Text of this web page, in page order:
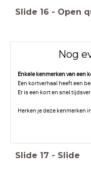
Slide 16 - Open
Nog
Enkele kenmerken van een
Een kortverhaal heeft een
Er is een kort en snel
Herken je deze kenmerken in
Slide 17 - Slide